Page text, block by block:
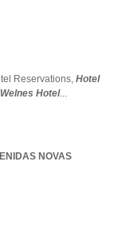
Reservations, Hotel
Welnes Hotel...
NOVAS